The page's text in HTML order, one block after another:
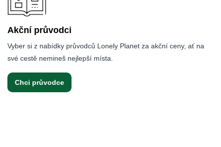
Akční průvodci
Vyber si z nabídky průvodců Lonely Planet za akční ceny, ať na
své cestě nemineš nejlepší místa.
Chci průvodce